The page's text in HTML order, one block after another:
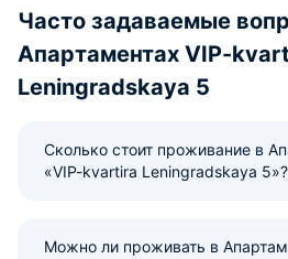
Часто задаваемые
Апартаментах VIP-
Leningradskaya 5
Сколько стоит проживание в
«VIP-kvartira Leningradskaya 5»?
Можно ли проживать в